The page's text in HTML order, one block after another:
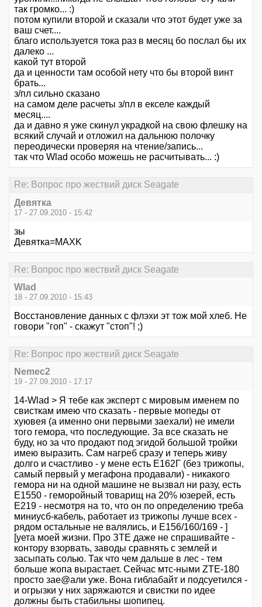
так громко... :)
потом купили второй и сказали что этот будет уже за
ваш счет....
благо используется тока раз в месяц бо послал бы их
далеко ...
какой тут второй
да и ценности там особой нету что бы второй винт
брать...
з/пл сильно сказано
на самом деле расчеты з/пл в екселе каждый
месяц....
да и давно я уже скинул украдкой на свою флешку на
всякий случай и отложил на дальнюю полочку
переодически проверяя на чтение/запись...
так что Wlad особо можешь не расчитывать... :)
Re: Вопрос про жествий диск Seagate
Девятка
17 - 27.09.2010 - 15:42
зы
Девятка=MAXK
Re: Вопрос про жествий диск Seagate
Wlad
18 - 27.09.2010 - 15:43
Восстановление данных с флэхи эт тож мой хлеб. Не
говори "гоп" - скажут "стоп"! ;)
Re: Вопрос про жествий диск Seagate
Nemec2
19 - 27.09.2010 - 17:17
14-Wlad > Я тебе как эксперт с мировым именем по
свисткам имею что сказать - первые мопеды от
хуювея (а именно они первыми заехали) не имели
того гемора, что последующие. За все сказать не
буду, но за что продают под эгидой большой тройки
имею выразить. Сам нагреб сразу и теперь живу
долго и счастливо - у мене есть Е162Г (без трижопы,
самый первый у мегафона продавали) - никакого
гемора ни на одной машине не вызвал ни разу, есть
Е1550 - геморойный товарищ на 20% юзерей, есть
Е219 - несмотря на то, что он по определению треба
миниусб-кабель, работает из трижопы лучше всех -
рядом остальные не валялись, и Е156/160/169 - ]
[уета моей жизни. Про ЗТЕ даже не спрашивайте -
контору взорвать, заводы сравнять с землей и
засыпать солью. Так что чем дальше в лес - тем
больше жопа вырастает. Сейчас мтс-ными ZTE-180
просто зае@али уже. Вона гиблабайт и подсуетился -
и огрызки у них заряжаются и свистки по идее
должны быть стабильны шопипец.